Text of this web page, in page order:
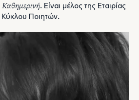
Καθημερινή. Είναι μέλος της Εταιρίας
Ποιητών.